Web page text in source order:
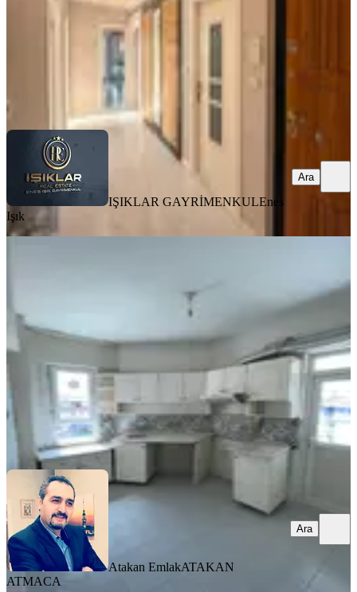
24.000 ₺
IŞIKLAR GAYRİMENKUL Enes Işık
IŞIKLAR GAYRİMENKULEnes
Işık
Ara
Yeşilyurt, Zaviye Mahallesi
4. Kat
15.500 ₺
Atakan EmlakATAKAN ATMACA
Atakan EmlakATAKAN
ATMACA
Ara